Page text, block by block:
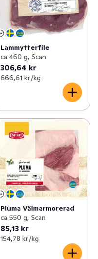
Lammytterfile
ca 460 g, Scan
306,64 kr
666,61 kr /kg
Pluma Välmarmorerad
ca 550 g, Scan
85,13 kr
154,78 kr /kg